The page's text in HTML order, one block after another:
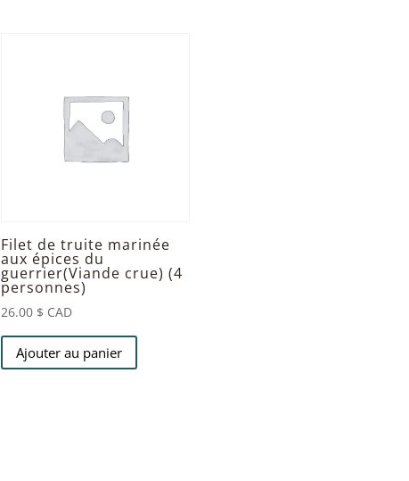
Filet de truite marinée
aux épices du
guerrier(Viande crue) (4
personnes)
26.00 $ CAD
Ajouter au panier